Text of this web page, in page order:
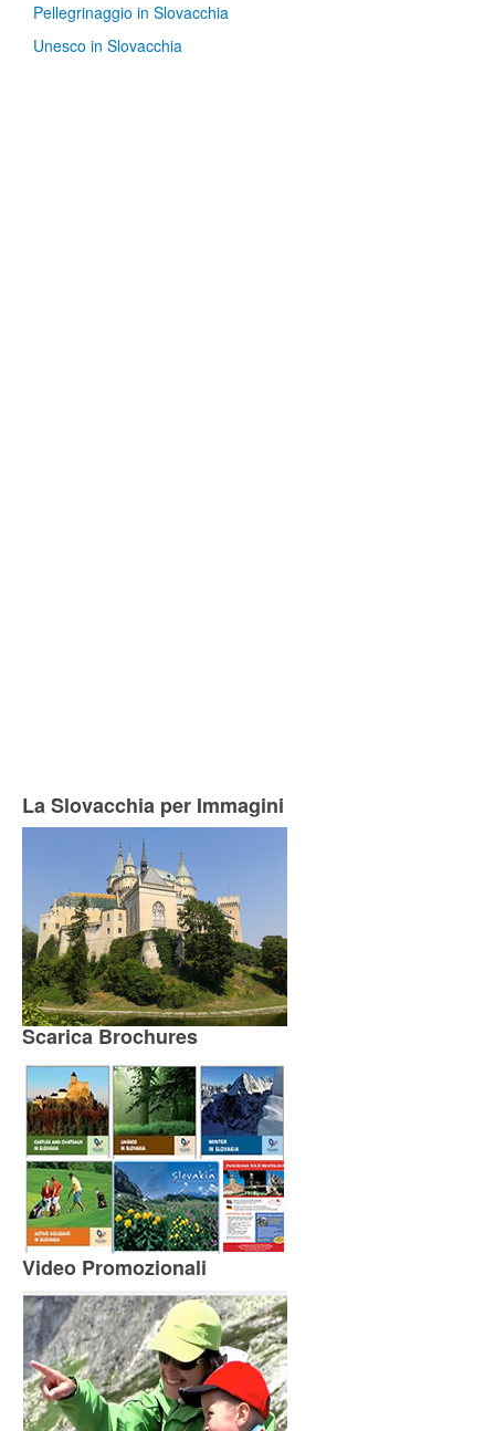
Pellegrinaggio in Slovacchia
Unesco in Slovacchia
La Slovacchia per Immagini
Scarica Brochures
Video Promozionali